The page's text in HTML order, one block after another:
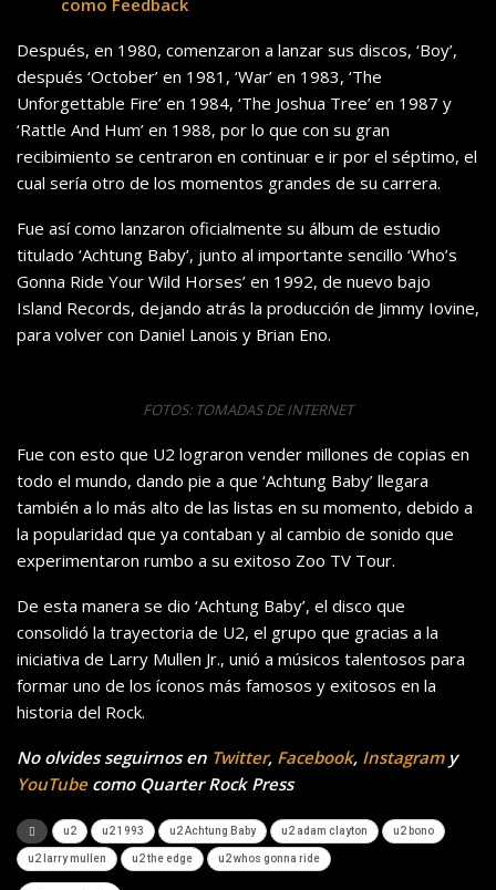
Después, en 1980, comenzaron a lanzar sus discos, ‘Boy’,
después ‘October’ en 1981, ‘War’ en 1983, ‘The
Unforgettable Fire’ en 1984, ‘The Joshua Tree’ en 1987 y
‘Rattle And Hum’ en 1988, por lo que con su gran
recibimiento se centraron en continuar e ir por el séptimo, el
cual sería otro de los momentos grandes de su carrera.
Fue así como lanzaron oficialmente su álbum de estudio
titulado ‘Achtung Baby’, junto al importante sencillo ‘Who’s
Gonna Ride Your Wild Horses’ en 1992, de nuevo bajo
Island Records, dejando atrás la producción de Jimmy Iovine,
para volver con Daniel Lanois y Brian Eno.
FOTOS: TOMADAS DE INTERNET
Fue con esto que U2 lograron vender millones de copias en
todo el mundo, dando pie a que ‘Achtung Baby’ llegara
también a lo más alto de las listas en su momento, debido a
la popularidad que ya contaban y al cambio de sonido que
experimentaron rumbo a su exitoso Zoo TV Tour.
De esta manera se dio ‘Achtung Baby’, el disco que
consolidó la trayectoria de U2, el grupo que gracias a la
iniciativa de Larry Mullen Jr., unió a músicos talentosos para
formar uno de los íconos más famosos y exitosos en la
historia del Rock.
No olvides seguirnos en Twitter, Facebook, Instagramy
YouTubecomo Quarter Rock Press
u2 u2 1993 u2 Achtung Baby u2 adam clayton u2 bono
u2 larry mullen u2 the edge u2 whos gonna ride